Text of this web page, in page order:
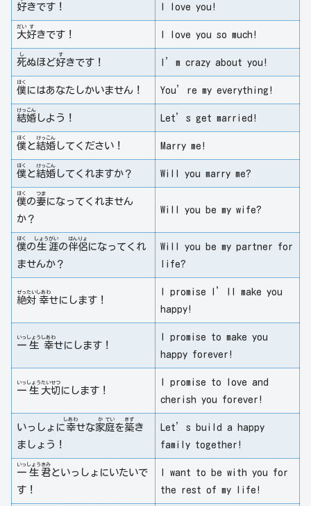
好きです！ I love you!
大
だい
好
す
きです！ I love you so much!
死
し
ぬほど好
す
きです！ I’m crazy about you!
僕
ぼく
にはあなたしかいません！ You’re my everything!
結
けっ
婚
こん
しよう！ Let’s get married!
僕
ぼく
と結
けっ
婚
こん
してください！ Marry me!
僕
ぼく
と結
けっ
婚
こん
してくれますか？ Will you marry me?
僕
ぼく
の妻
つま
になってくれません
か？
Will you be my wife?
僕
ぼく
の生
しょう
涯
がい
の伴
はん
侶
りょ
になってくれ
ませんか？
Will you be my partner for
life?
絶
ぜっ
対
たい
幸
しあわ
せにします！
I promise I’ll make you
happy!
一
いっ
生
しょう
幸
しあわ
せにします！
I promise to make you
happy forever!
一
いっ
生
しょう
大
たい
切
せつ
にします！
I promise to love and
cherish you forever!
いっしょに 幸
しあわ
せな家
か
庭
てい
を築
きず
き
ましょう！
Let’s build a happy
family together!
一
いっ
生
しょう
君
きみ
といっしょにいたいで
す！
I want to be with you for
the rest of my life!